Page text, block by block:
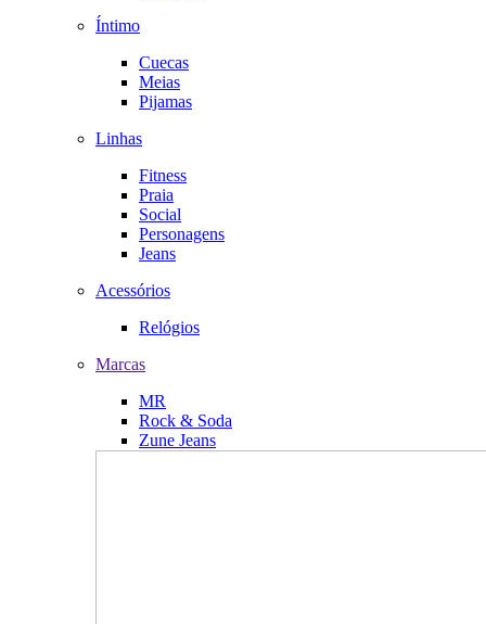
Íntimo
Cuecas
Meias
Pijamas
Linhas
Fitness
Praia
Social
Personagens
Jeans
Acessórios
Relógios
Marcas
MR
Rock & Soda
Zune Jeans